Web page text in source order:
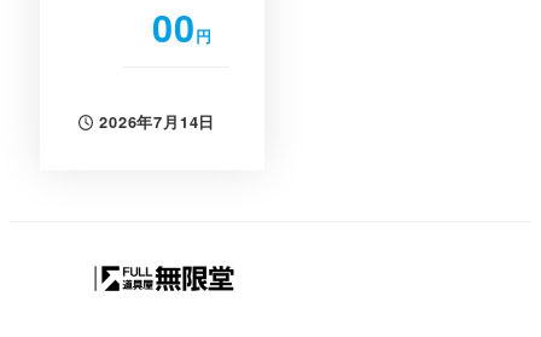
00円
投稿日
2026年7月14日